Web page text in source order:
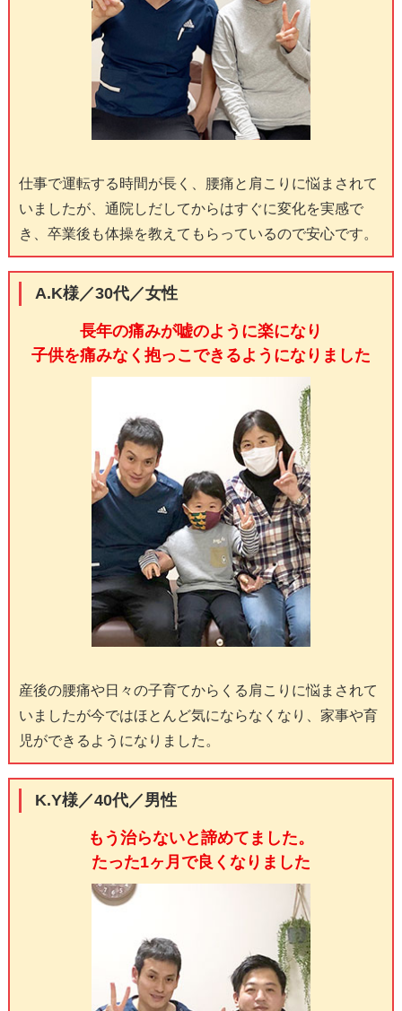
仕事で運転する時間が長く、腰痛と肩こりに悩まされて
いましたが、通院しだしてからはすぐに変化を実感で
き、卒業後も体操を教えてもらっているので安心です。
A.K様／30代／女性
長年の痛みが嘘のように楽になり
子供を痛みなく抱っこできるようになりました
産後の腰痛や日々の子育てからくる肩こりに悩まされて
いましたが今ではほとんど気にならなくなり、家事や育
児ができるようになりました。
K.Y様／40代／男性
もう治らないと諦めてました。
たった1ヶ月で良くなりました